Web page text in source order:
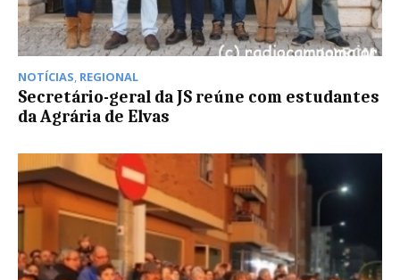
NOTÍCIAS, REGIONAL
Secretário-geral da JS reúne com estudantes
da Agrária de Elvas